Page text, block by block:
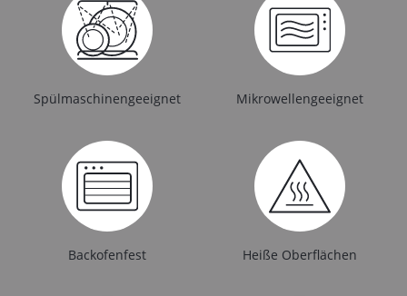
Spülmaschinengeeignet Mikrowellengeeignet
Backofenfest Heiße Oberflächen